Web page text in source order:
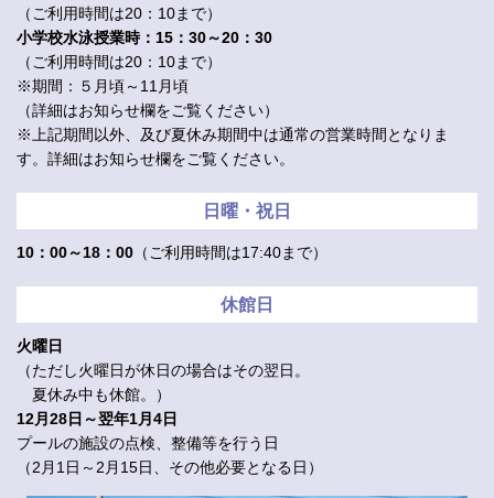
（ご利用時間は20：10まで）
小学校水泳授業時：15：30～20：30
（ご利用時間は20：10まで）
※期間：５月頃～11月頃
（詳細はお知らせ欄をご覧ください）
※上記期間以外、及び夏休み期間中は通常の営業時間となりま
す。詳細はお知らせ欄をご覧ください。
日曜・祝日
10：00～18：00 （ご利用時間は17:40まで）
休館日
火曜日
（ただし火曜日が休日の場合はその翌日。
夏休み中も休館。）
12月28日～翌年1月4日
プールの施設の点検、整備等を行う日
（2月1日～2月15日、その他必要となる日）